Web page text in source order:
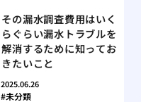
その漏水調査費用はいく
らぐらい漏水トラブルを
解消するために知ってお
きたいこと
2025.06.26
未分類